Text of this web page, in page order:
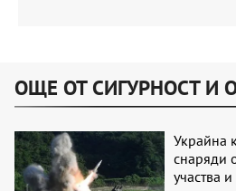
ОЩЕ ОТ СИГУРНОСТ И
Украйна
снаряди
участва